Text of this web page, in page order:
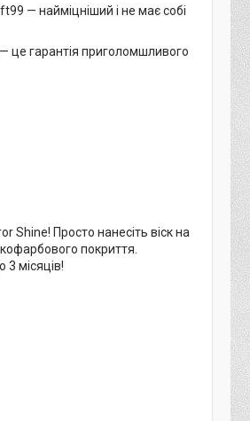
— найміцніший і не має собі
це гарантія приголомшливого
Shine! Просто нанесіть віск на
покриття.
місяців!